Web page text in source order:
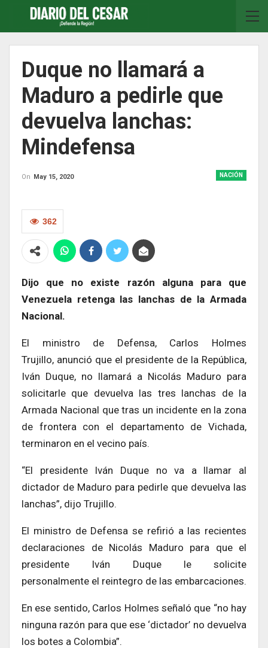
Duque no llamará a
Maduro a pedirle que
devuelva lanchas:
Mindefensa
NACIÓN
On May 15, 2020
362
Dijo que no existe razón alguna para que
Venezuela retenga las lanchas de la Armada
Nacional.
El ministro de Defensa, Carlos Holmes
Trujillo, anunció que el presidente de la República,
Iván Duque, no llamará a Nicolás Maduro para
solicitarle que devuelva las tres lanchas de la
Armada Nacional que tras un incidente en la zona
de frontera con el departamento de Vichada,
terminaron en el vecino país.
“El presidente Iván Duque no va a llamar al
dictador de Maduro para pedirle que devuelva las
lanchas”, dijo Trujillo.
El ministro de Defensa se refirió a las recientes
declaraciones de Nicolás Maduro para que el
presidente Iván Duque le solicite
personalmente el reintegro de las embarcaciones.
En ese sentido, Carlos Holmes señaló que “no hay
ninguna razón para que ese ‘dictador’ no devuelva
los botes a Colombia”.